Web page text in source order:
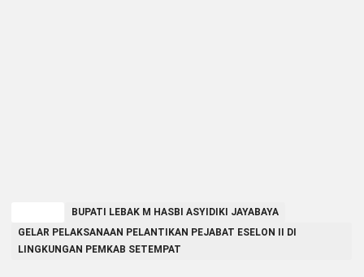
BUPATI LEBAK M HASBI ASYIDIKI JAYABAYA
GELAR PELAKSANAAN PELANTIKAN PEJABAT ESELON II DI
LINGKUNGAN PEMKAB SETEMPAT